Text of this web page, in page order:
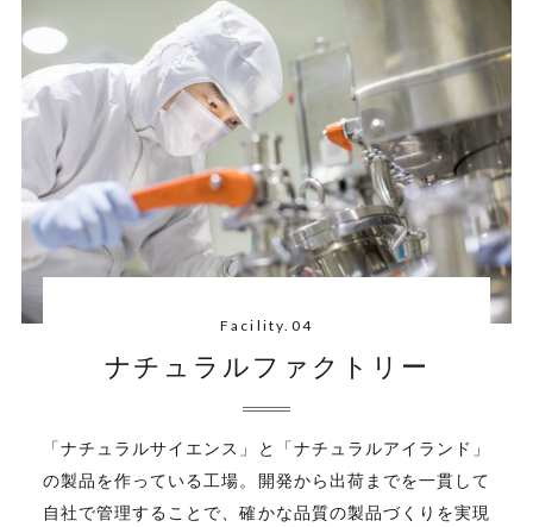
Facility.04
ナチュラルファクトリー
「ナチュラルサイエンス」と「ナチュラルアイランド」
の製品を作っている工場。開発から出荷までを一貫して
自社で管理することで、確かな品質の製品づくりを実現